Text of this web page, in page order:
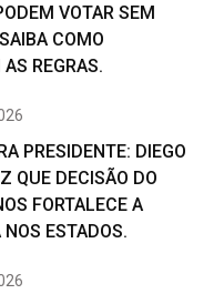
VOTAR SEM
COMO
REGRAS.
PRESIDENTE: DIEGO
QUE DECISÃO DO
FORTALECE A
ESTADOS.